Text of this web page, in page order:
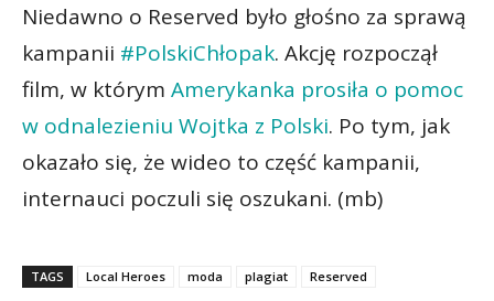
Niedawno o Reserved było głośno za sprawą
kampanii #PolskiChłopak. Akcję rozpoczął
film, w którym Amerykanka prosiła o pomoc
w odnalezieniu Wojtka z Polski. Po tym, jak
okazało się, że wideo to część kampanii,
internauci poczuli się oszukani. (mb)
TAGS Local Heroes moda plagiat Reserved